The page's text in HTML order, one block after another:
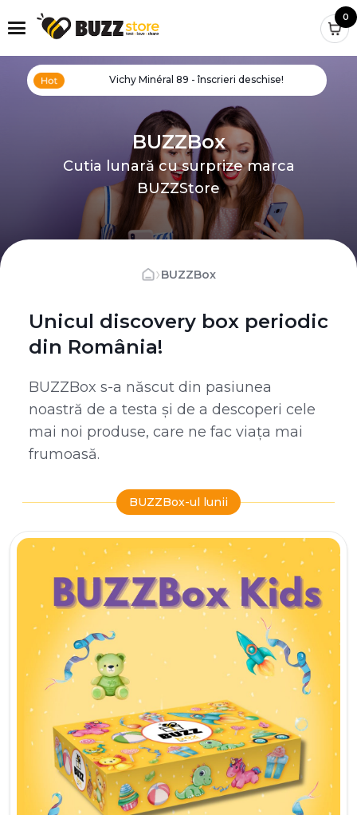
0
Vichy Minéral 89 - înscrieri deschise!
BUZZBox
Cutia lunară cu surprize marca
BUZZStore
›BUZZBox
Unicul discovery box periodic
din România!
BUZZBox s-a născut din pasiunea
noastră de a testa și de a descoperi cele
mai noi produse, care ne fac viața mai
frumoasă.
BUZZBox-ul lunii